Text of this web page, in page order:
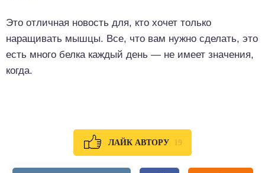
Это отличная новость для, кто хочет только
наращивать мышцы. Все, что вам нужно сделать, это
есть много белка каждый день — не имеет значения,
когда.
ЛАЙК АВТОРУ 19